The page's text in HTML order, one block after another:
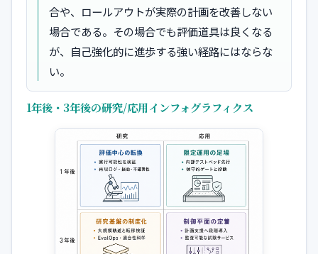
合や、ロールアウトが実際の計画を改善しない
場合である。その場合でも評価道具は良くなる
が、自己強化的に進歩する強い経路にはならな
い。
1年後・3年後の研究/応用インフォグラフィクス